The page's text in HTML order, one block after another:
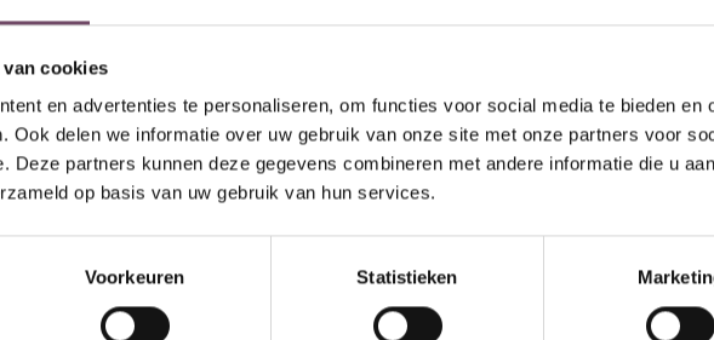
cookies
en advertenties te personaliseren, om functies voor social media te bieden en
Ook delen we informatie over uw gebruik van onze site met onze partners voor
Deze partners kunnen deze gegevens combineren met andere informatie die u
op basis van uw gebruik van hun services.
Voorkeuren Statistieken
Field Service Bedrijven Hun
Oude Software Moeten
Vervangen
De Top 5 Redenen Waarom Field Service Bedrijven Hun Oude
service zijn efficiëntie, nauwkeurigheid, en klanttevredenheid
Kun
zoekt?